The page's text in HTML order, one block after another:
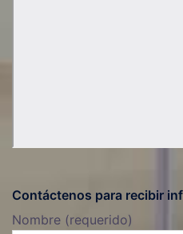
Contáctenos para recibir
Nombre (requerido)